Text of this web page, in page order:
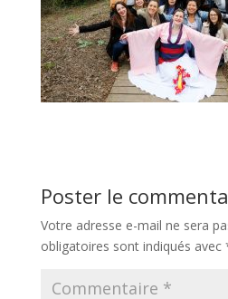
Poster le
Votre adresse e-mail ne sera
obligatoires sont indiqués avec